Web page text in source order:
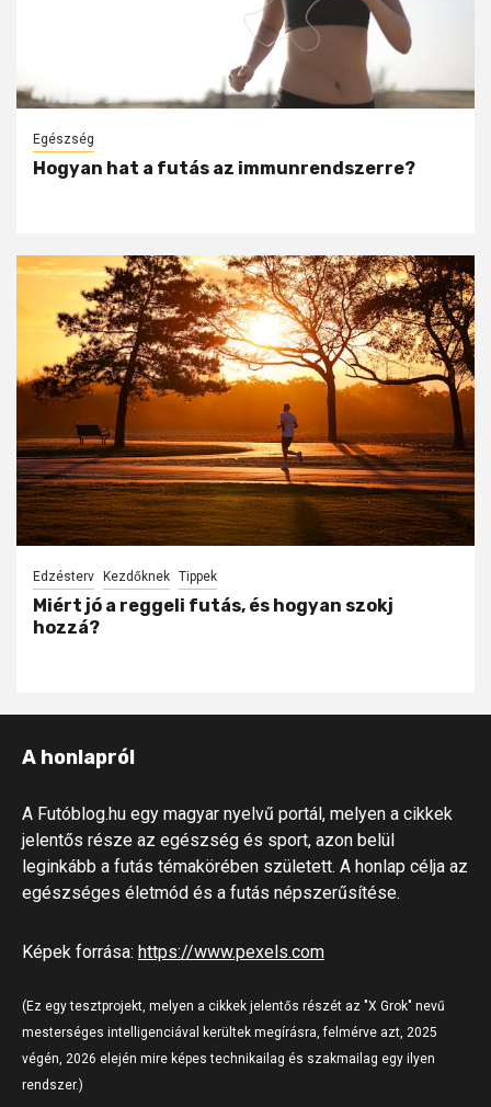
Egészség
Hogyan hat a futás az immunrendszerre?
Edzésterv Kezdőknek Tippek
Miért jó a reggeli futás, és hogyan szokj
hozzá?
A honlapról
A Futóblog.hu egy magyar nyelvű portál, melyen a cikkek
jelentős része az egészség és sport, azon belül
leginkább a futás témakörében született. A honlap célja az
egészséges életmód és a futás népszerűsítése.
Képek forrása: https://www.pexels.com
(Ez egy tesztprojekt, melyen a cikkek jelentős részét az "X Grok" nevű
mesterséges intelligenciával kerültek megírásra, felmérve azt, 2025
végén, 2026 elején mire képes technikailag és szakmailag egy ilyen
rendszer.)